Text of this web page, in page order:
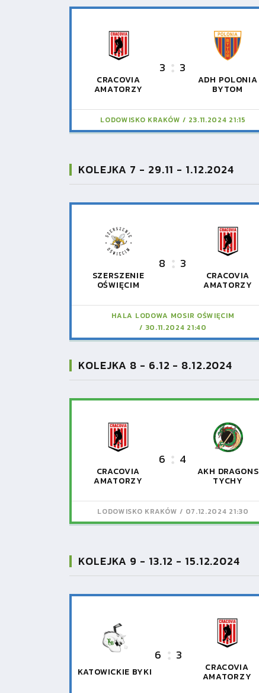
CRACOVIA
AMATORZY
3 3
ADH POLONIA
BYTOM
LODOWISKO KRAKÓW 23.11.2024 21:15
KOLEJKA 7 - 29.11 - 1.12.2024
SZERSZENIE
OŚWIĘCIM
8 3
CRACOVIA
AMATORZY
HALA LODOWA MOSIR OŚWIĘCIM
30.11.2024 21:40
KOLEJKA 8 - 6.12 - 8.12.2024
CRACOVIA
AMATORZY
6 4
AKH DRAGONS
TYCHY
LODOWISKO KRAKÓW 07.12.2024 21:30
KOLEJKA 9 - 13.12 - 15.12.2024
KATOWICKIE BYKI
6 3
CRACOVIA
AMATORZY